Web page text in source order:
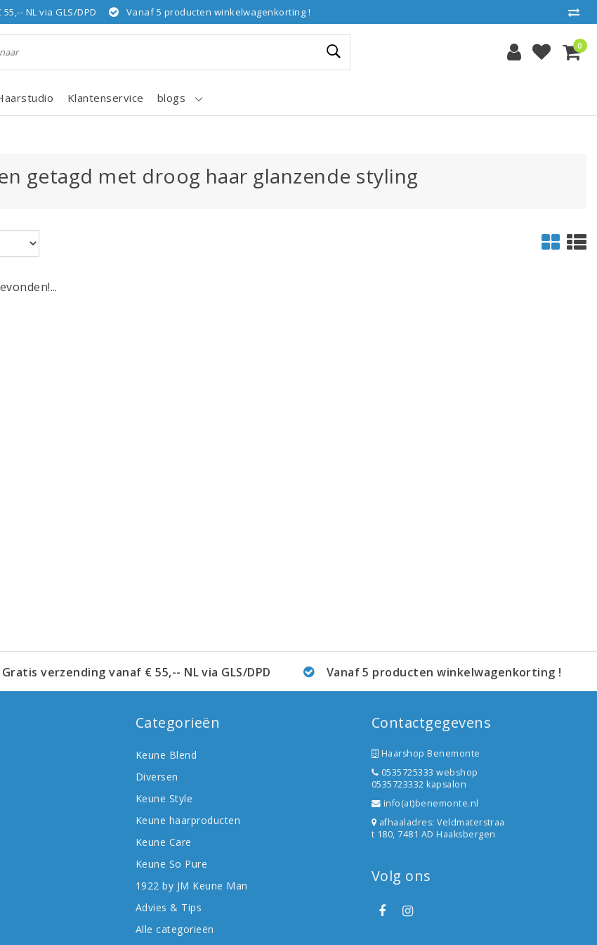
NL via GLS/DPD Vanaf 5 producten winkelwagenkorting !
0
Klantenservice blogs
getagd met droog haar glanzende styling
Gratis verzending vanaf € 55,-- NL via GLS/DPD Vanaf 5 producten winkelwagenkorting !
Categorieën
Keune Blend
Diversen
Keune Style
Keune haarproducten
Keune Care
Keune So Pure
1922 by JM Keune Man
Advies & Tips
Alle categorieën
Contactgegevens
Haarshop Benemonte
0535725333 webshop
0535723332 kapsalon
info(at)benemonte.nl
afhaaladres: Veldmaterstraa
t 180, 7481 AD Haaksbergen
Volg ons